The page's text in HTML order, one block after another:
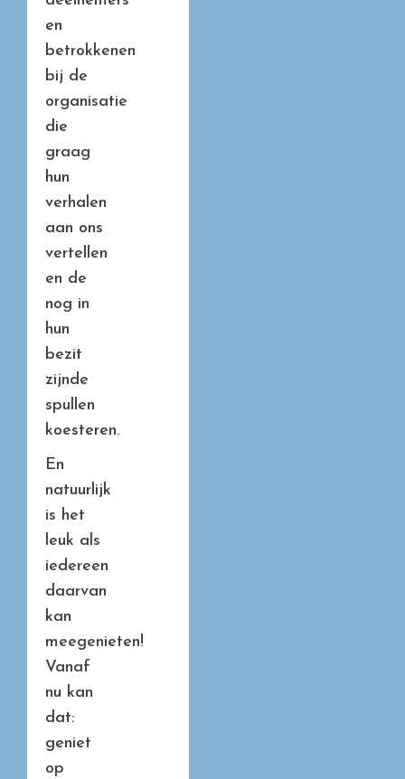
en
betrokkenen
bij de
organisatie
die
graag
hun
verhalen
aan ons
vertellen
en de
nog in
hun
bezit
zijnde
spullen
koesteren.
En
natuurlijk
is het
leuk als
iedereen
daarvan
kan
meegenieten!
Vanaf
nu kan
dat:
geniet
op